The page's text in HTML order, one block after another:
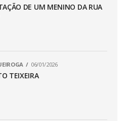
DE UM MENINO DA RUA
06/01/2026
TEIXEIRA